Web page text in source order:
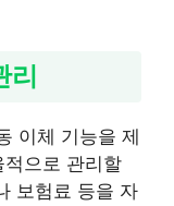
이체 기능을 제
으로 관리할
보험료 등을 자